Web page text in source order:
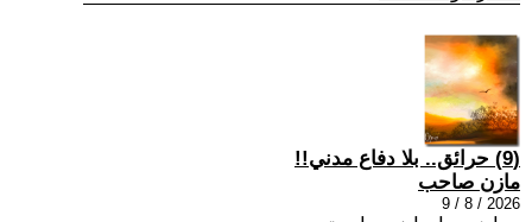
(9) حرائق.. بلا دفاع مدني!!
مازن صاحب
2026 / 8 / 9